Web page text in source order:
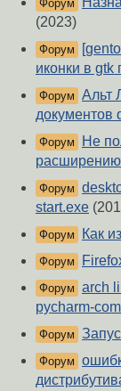
Форум
(2023)
Форум
иконки в
Форум Альт
документов
Форум
Не
Форум
start.exe
Форум Как
Форум
Форум arch
pycharm-
Форум
Форум